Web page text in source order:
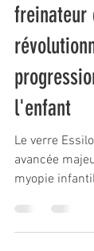
freinateur
l'enfant
Le verre
avancée
myopie
ralentir la
vision des